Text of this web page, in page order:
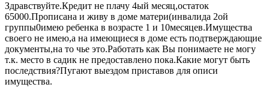
Здравствуйте.Кредит не плачу 4ый месяц,остаток
65000.Прописана и живу в доме матери(инвалида 2ой
группы0имею ребенка в возрасте 1 и 10месяцев.Имущества
своего не имею,а на имеющиеся в доме есть подтверждающие
документы,на то чье это.Работать как Вы понимаете не могу
т.к. место в садик не предоставлено пока.Какие могут быть
последствия?Пугают выездом приставов для описи
имущества.